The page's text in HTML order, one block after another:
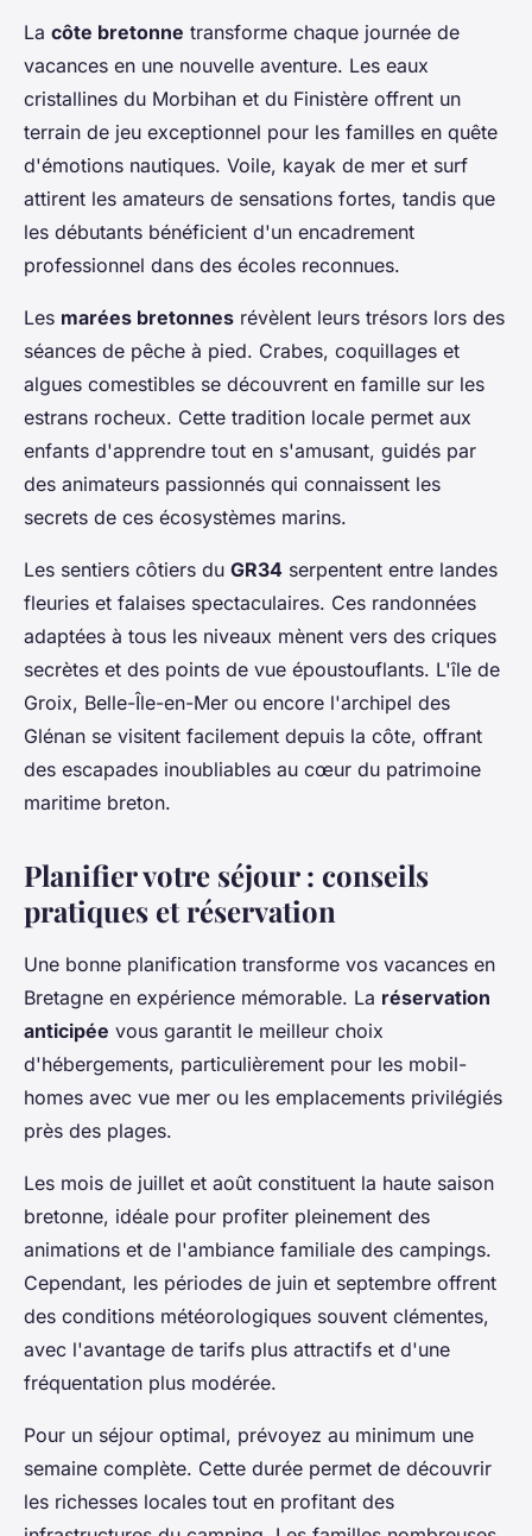
La côte bretonne transforme chaque journée de
vacances en une nouvelle aventure. Les eaux
cristallines du Morbihan et du Finistère offrent un
terrain de jeu exceptionnel pour les familles en quête
d'émotions nautiques. Voile, kayak de mer et surf
attirent les amateurs de sensations fortes, tandis que
les débutants bénéficient d'un encadrement
professionnel dans des écoles reconnues.
Les marées bretonnes révèlent leurs trésors lors des
séances de pêche à pied. Crabes, coquillages et
algues comestibles se découvrent en famille sur les
estrans rocheux. Cette tradition locale permet aux
enfants d'apprendre tout en s'amusant, guidés par
des animateurs passionnés qui connaissent les
secrets de ces écosystèmes marins.
Les sentiers côtiers du GR34 serpentent entre landes
fleuries et falaises spectaculaires. Ces randonnées
adaptées à tous les niveaux mènent vers des criques
secrètes et des points de vue époustouflants. L'île de
Groix, Belle-Île-en-Mer ou encore l'archipel des
Glénan se visitent facilement depuis la côte, offrant
des escapades inoubliables au cœur du patrimoine
maritime breton.
Planifier votre séjour : conseils
pratiques et réservation
Une bonne planification transforme vos vacances en
Bretagne en expérience mémorable. La réservation
anticipée vous garantit le meilleur choix
d'hébergements, particulièrement pour les mobil-
homes avec vue mer ou les emplacements privilégiés
près des plages.
Les mois de juillet et août constituent la haute saison
bretonne, idéale pour profiter pleinement des
animations et de l'ambiance familiale des campings.
Cependant, les périodes de juin et septembre offrent
des conditions météorologiques souvent clémentes,
avec l'avantage de tarifs plus attractifs et d'une
fréquentation plus modérée.
Pour un séjour optimal, prévoyez au minimum une
semaine complète. Cette durée permet de découvrir
les richesses locales tout en profitant des